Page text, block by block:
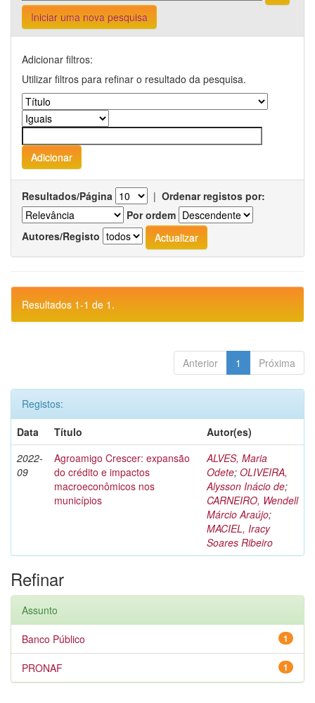
Iniciar uma nova pesquisa
Adicionar filtros:
Utilizar filtros para refinar o resultado da pesquisa.
Resultados/Página | Ordenar registos por:
Por ordem
Autores/Registo
Resultados 1-1 de 1.
Anterior 1 Próxima
Registos:
Data
Título
Autor(es)
2022-
09
Agroamigo Crescer: expansão
do crédito e impactos
macroeconômicos nos
municípios
ALVES, Maria
Odete; OLIVEIRA,
Alysson Inácio de;
CARNEIRO, Wendell
Márcio Araújo;
MACIEL, Iracy
Soares Ribeiro
Refinar
Assunto
1
Banco Público
1
PRONAF